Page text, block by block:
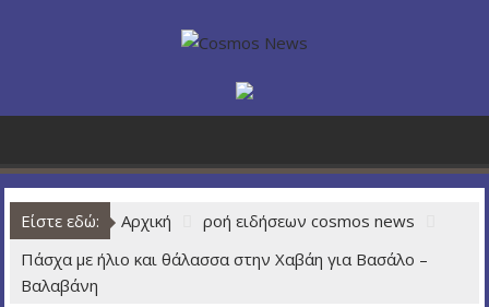
σ
ε
Είστε εδώ: Αρχική
ροή ειδήσεων cosmos news
Πάσχα με ήλιο και θάλασσα στην Χαβάη για Βασάλο –
Βαλαβάνη